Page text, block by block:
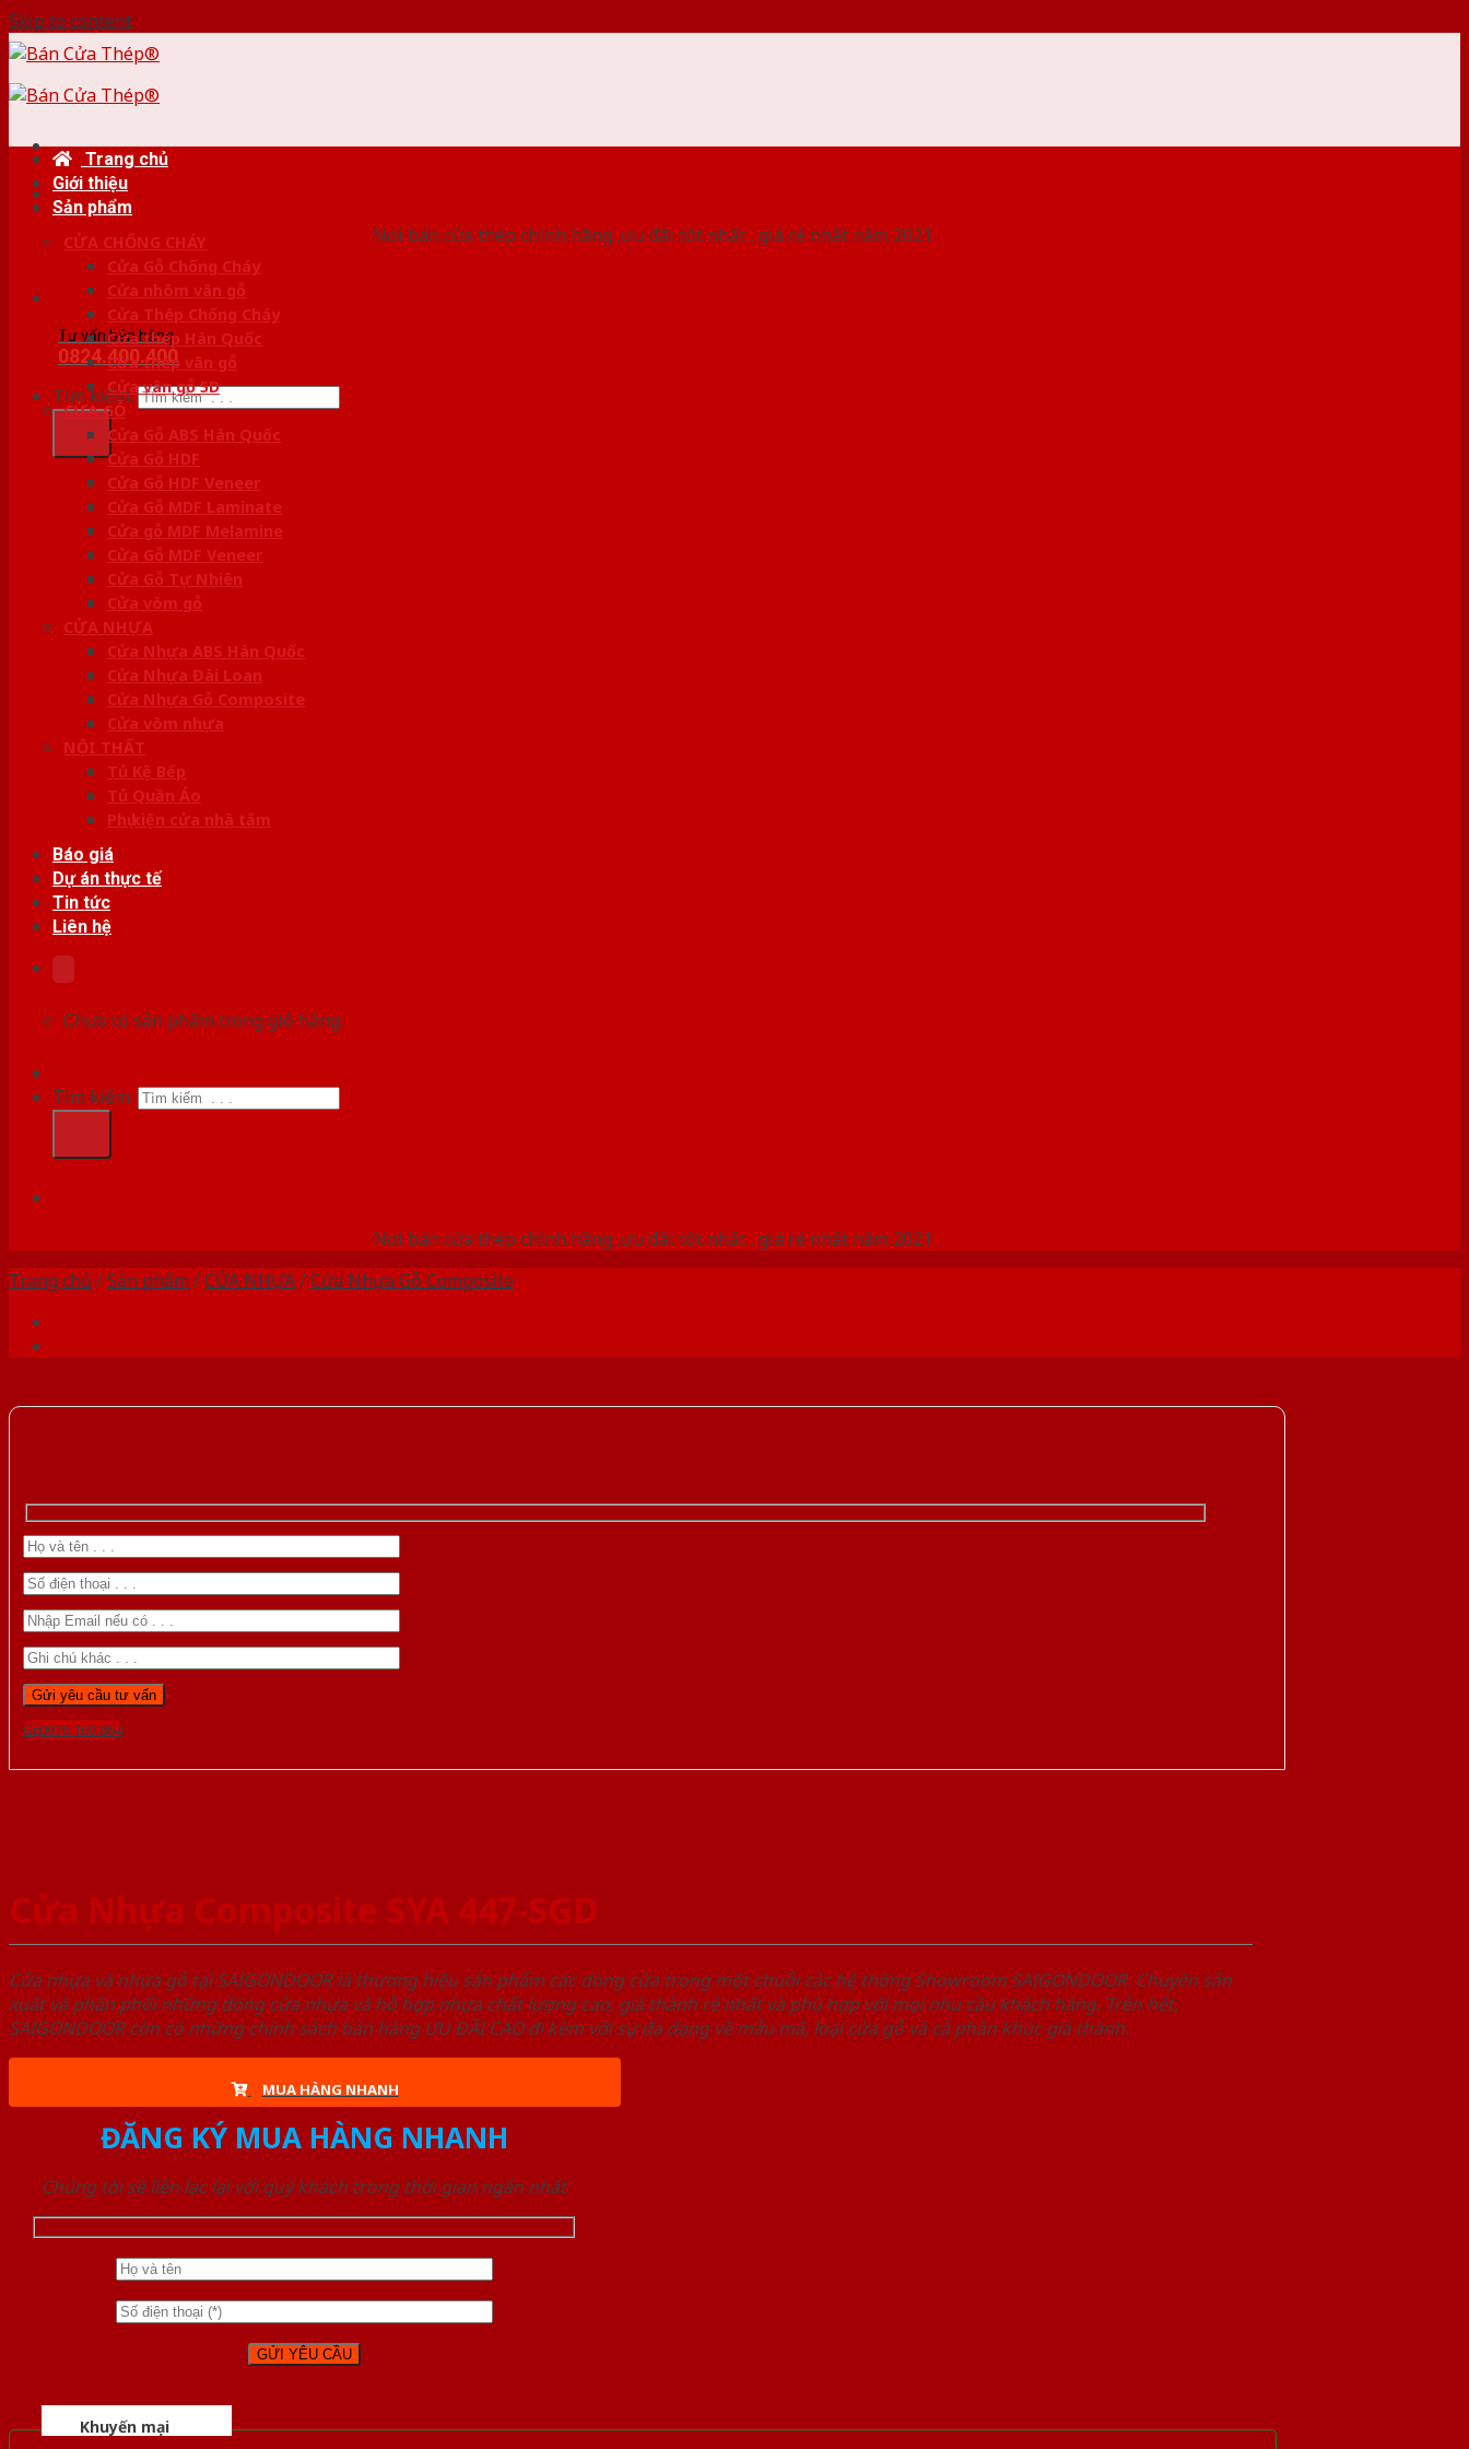
Skip to content
Nơi bán cửa thép chính hãng ,ưu đãi tốt nhất , giá rẻ nhất năm 2021
Tư vấn bán hàng
0824.400.400
Tìm kiếm:
Trang chủ
Giới thiệu
Sản phẩm
CỬA CHỐNG CHÁY
Cửa Gỗ Chống Cháy
Cửa nhôm vân gỗ
Cửa Thép Chống Cháy
Cửa thép Hàn Quốc
Cửa thép vân gỗ
Cửa vân gỗ 5D
CỬA GỖ
Cửa Gỗ ABS Hàn Quốc
Cửa Gỗ HDF
Cửa Gỗ HDF Veneer
Cửa Gỗ MDF Laminate
Cửa gỗ MDF Melamine
Cửa Gỗ MDF Veneer
Cửa Gỗ Tự Nhiên
Cửa vòm gỗ
CỬA NHỰA
Cửa Nhựa ABS Hàn Quốc
Cửa Nhựa Đài Loan
Cửa Nhựa Gỗ Composite
Cửa vòm nhựa
NỘI THẤT
Tủ Kệ Bếp
Tủ Quần Áo
Phụ kiện cửa nhà tắm
Báo giá
Dự án thực tế
Tin tức
Liên hệ
Chưa có sản phẩm trong giỏ hàng.
Tìm kiếm:
Nơi bán cửa thép chính hãng ,ưu đãi tốt nhất , giá rẻ nhất năm 2021
Trang chủ /Sản phẩm /CỬA NHỰA/Cửa Nhựa Gỗ Composite
Gọi 0976.169.864
Cửa Nhựa Composite SYA 447-SGD
Cửa nhựa và nhựa gỗ tại SAIGONDOOR là thương hiệu sản phẩm các dòng cửa trong một chuỗi các hệ thống Showroom SAIGONDOOR. Chuyên sản
xuất và phân phối những dòng cửa nhựa và hỗ hợp nhựa chất lượng cao, giá thành rẻ nhất và phù hợp với mọi nhu cầu khách hàng. Trên hết,
SAIGONDOOR còn có những chính sách bán hàng ƯU ĐÃI CAO đi kèm với sự đa dạng về mẫu mã, loại cửa gỗ và cả phân khúc giá thành.
MUA HÀNG NHANH
ĐĂNG KÝ MUA HÀNG NHANH
Chúng tôi sẽ liên lạc lại với quý khách trong thời gian ngắn nhất
Khuyến mại